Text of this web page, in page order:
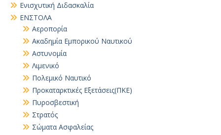
Ενισχυτική Διδασκαλία
ΕΝΣΤΟΛΑ
Αεροπορία
Ακαδημία Εμπορικού Ναυτικού
Αστυνομία
Λιμενικό
Πολεμικό Ναυτικό
Προκαταρκτικές Εξετάσεις(ΠΚΕ)
Πυροσβεστική
Στρατός
Σώματα Ασφαλείας